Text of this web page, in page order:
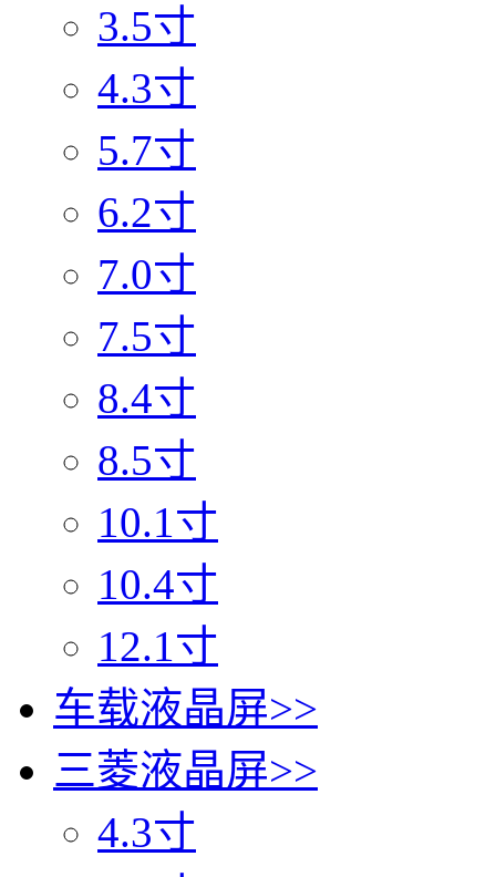
3.5寸
4.3寸
5.7寸
6.2寸
7.0寸
7.5寸
8.4寸
8.5寸
10.1寸
10.4寸
12.1寸
车载液晶屏>>
三菱液晶屏>>
4.3寸